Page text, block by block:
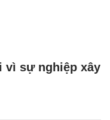
vì sự nghiệp xây